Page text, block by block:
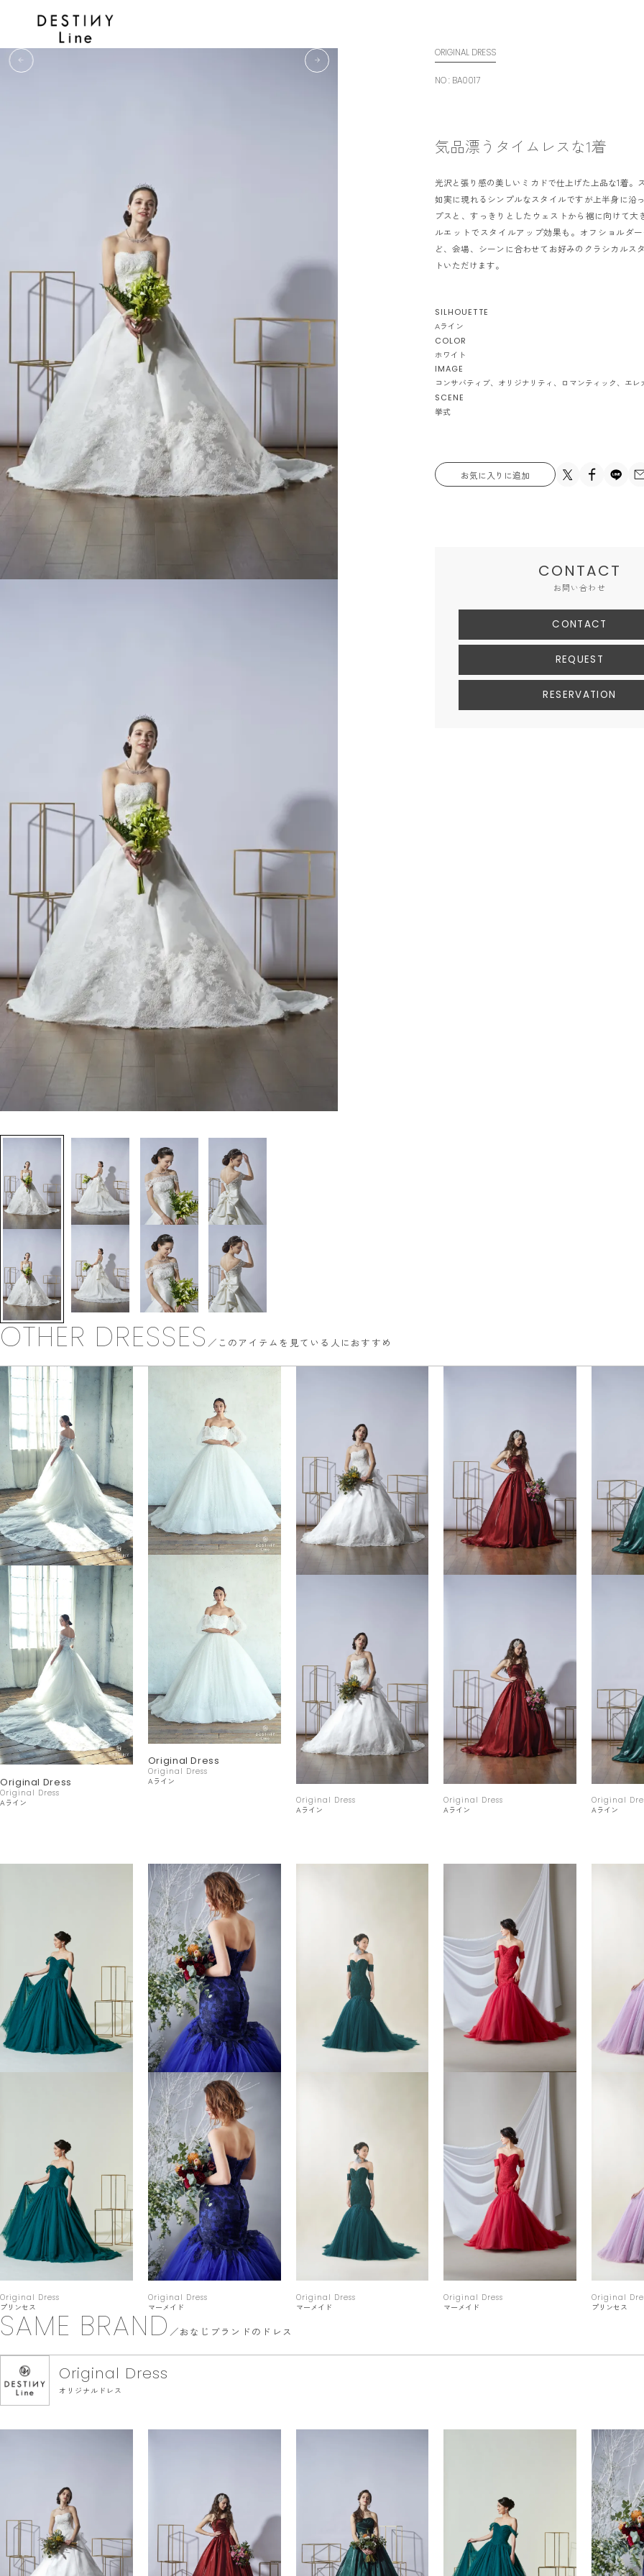
ORIGINAL DRESS
NO : BA0017
気品漂うタイムレスな1着
光沢と張り感の美しいミカドで仕上げた上品な1着。
如実に現れるシンプルなスタイルですが上半身に沿
プスと、すっきりとしたウェストから裾に向けて大
ルエットでスタイルアップ効果も。オフショルダ
ど、会場、シーンに合わせてお好みのクラシカルス
トいただけます。
SILHOUETTE
Aライン
COLOR
ホワイト
IMAGE
コンサバティブ オリジナリティ ロマンティック エレ
SCENE
挙式
お気に入りに追加
CONTACT
お問い合わせ
CONTACT
REQUEST
RESERVATION
OTHER DRESSES このアイテムを見ている人におすすめ
Original Dress
Original Dress
Aライン
Original Dress
Original Dress
Aライン
Original Dress
Aライン
Original Dress
Aライン
Original
Aライン
Original Dress
プリンセス
Original Dress
マーメイド
Original Dress
マーメイド
Original Dress
マーメイド
Original
プリンセス
SAME BRAND おなじブランドのドレス
Original Dress
オリジナルドレス